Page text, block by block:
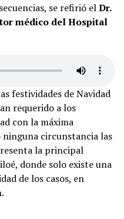
se refirió elDr.
médico del Hospital
festividades de Navidad
requerido a los
con la máxima
ninguna circunstancia las
la principal
donde solo existe una
de los casos, en